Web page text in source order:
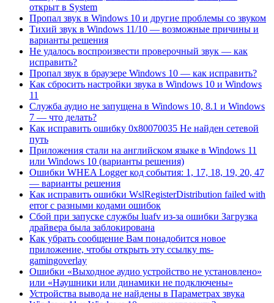
открыт в System
Пропал звук в Windows 10 и другие проблемы со звуком
Тихий звук в Windows 11/10 — возможные причины и
варианты решения
Не удалось воспроизвести проверочный звук — как
исправить?
Пропал звук в браузере Windows 10 — как исправить?
Как сбросить настройки звука в Windows 10 и Windows
11
Служба аудио не запущена в Windows 10, 8.1 и Windows
7 — что делать?
Как исправить ошибку 0x80070035 Не найден сетевой
путь
Приложения стали на английском языке в Windows 11
или Windows 10 (варианты решения)
Ошибки WHEA Logger код события: 1, 17, 18, 19, 20, 47
— варианты решения
Как исправить ошибки WslRegisterDistribution failed with
error с разными кодами ошибок
Сбой при запуске службы luafv из-за ошибки Загрузка
драйвера была заблокирована
Как убрать сообщение Вам понадобится новое
приложение, чтобы открыть эту ссылку ms-
gamingoverlay
Ошибки «Выходное аудио устройство не установлено»
или «Наушники или динамики не подключены»
Устройства вывода не найдены в Параметрах звука